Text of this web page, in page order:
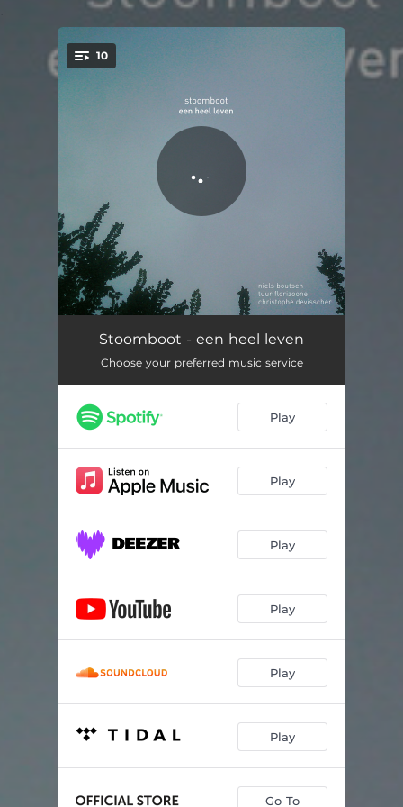
You're all set!
10
kerst 02:48
andersom 03:29
pompeï 03:19
samen soms alleen 02:56
help 05:23
het is ok
doe uw job 03:12
ik zoek naar de woorden 04:32
Stoomboot - een heel leven
Choose your preferred music service
Play
Play
Play
Play
Play
Play
Go To